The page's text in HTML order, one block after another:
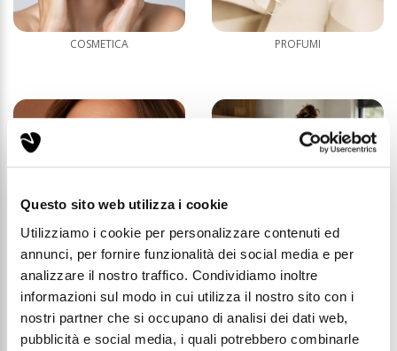
Questo sito web utilizza i cookie
Utilizziamo i cookie per personalizzare contenuti ed
annunci, per fornire funzionalità dei social media e per
analizzare il nostro traffico. Condividiamo inoltre
informazioni sul modo in cui utilizza il nostro sito con i
nostri partner che si occupano di analisi dei dati web,
pubblicità e social media, i quali potrebbero combinarle
COSMETICA PROFUMI
UNIKA MAKE UP INTEGRATORI